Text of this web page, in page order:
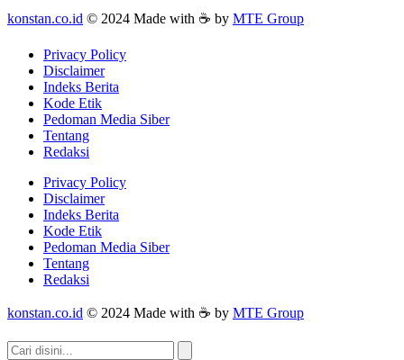
konstan.co.id © 2024 Made with ☕ by MTE Group
Privacy Policy
Disclaimer
Indeks Berita
Kode Etik
Pedoman Media Siber
Tentang
Redaksi
Privacy Policy
Disclaimer
Indeks Berita
Kode Etik
Pedoman Media Siber
Tentang
Redaksi
konstan.co.id © 2024 Made with ☕ by MTE Group